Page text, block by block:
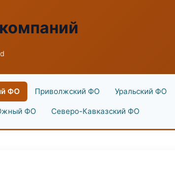
ФО Приволжский ФО Уральский ФО
ФО Северо-Кавказский ФО